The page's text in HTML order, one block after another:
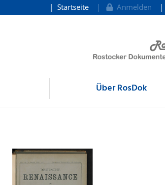
Startseite Anmelden
Über RosDok